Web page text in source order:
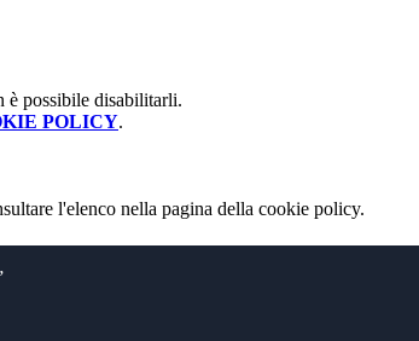
è possibile disabilitarli.
POLICY.
l'elenco nella pagina della cookie policy.